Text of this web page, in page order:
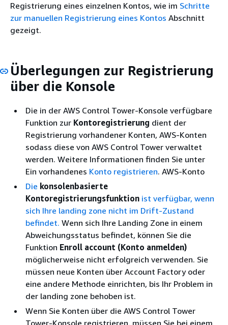
Registrierung eines einzelnen Kontos, wie im Schritte
zur manuellen Registrierung eines Kontos Abschnitt
gezeigt.
Überlegungen zur Registrierung
über die Konsole
Die in der AWS Control Tower-Konsole verfügbare
Funktion zur Kontoregistrierung dient der
Registrierung vorhandener Konten, AWS-Konten
sodass diese von AWS Control Tower verwaltet
werden. Weitere Informationen finden Sie unter
Ein vorhandenes Konto registrieren. AWS-Konto
Die konsolenbasierte
Kontoregistrierungsfunktion ist verfügbar, wenn
sich Ihre landing zone nicht im Drift-Zustand
befindet. Wenn sich Ihre Landing Zone in einem
Abweichungsstatus befindet, können Sie die
Funktion Enroll account (Konto anmelden)
möglicherweise nicht erfolgreich verwenden. Sie
müssen neue Konten über Account Factory oder
eine andere Methode einrichten, bis Ihr Problem in
der landing zone behoben ist.
Wenn Sie Konten über die AWS Control Tower
Tower-Konsole registrieren, müssen Sie bei einem